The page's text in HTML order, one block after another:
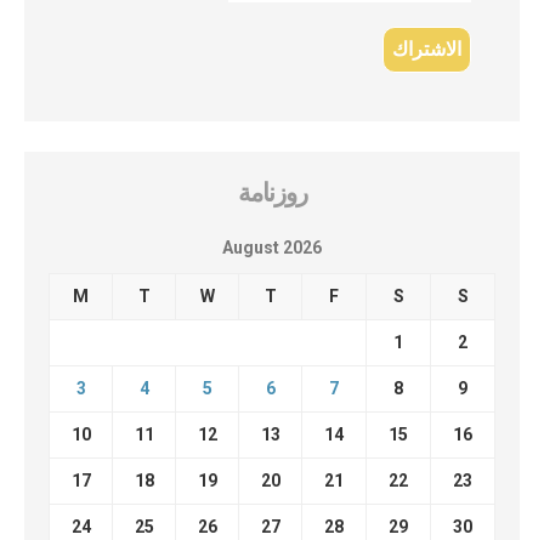
روزنامة
August 2026
M T W T F S S
1 2
3 4 5 6 7 8 9
10 11 12 13 14 15 16
17 18 19 20 21 22 23
24 25 26 27 28 29 30